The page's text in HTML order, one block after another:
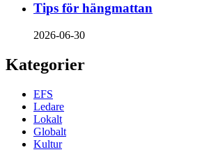
Tips för hängmattan
2026-06-30
Kategorier
EFS
Ledare
Lokalt
Globalt
Kultur